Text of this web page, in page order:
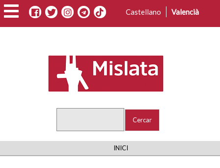
Vés
al
contingut
Castellano Valencià
FIL
INICI